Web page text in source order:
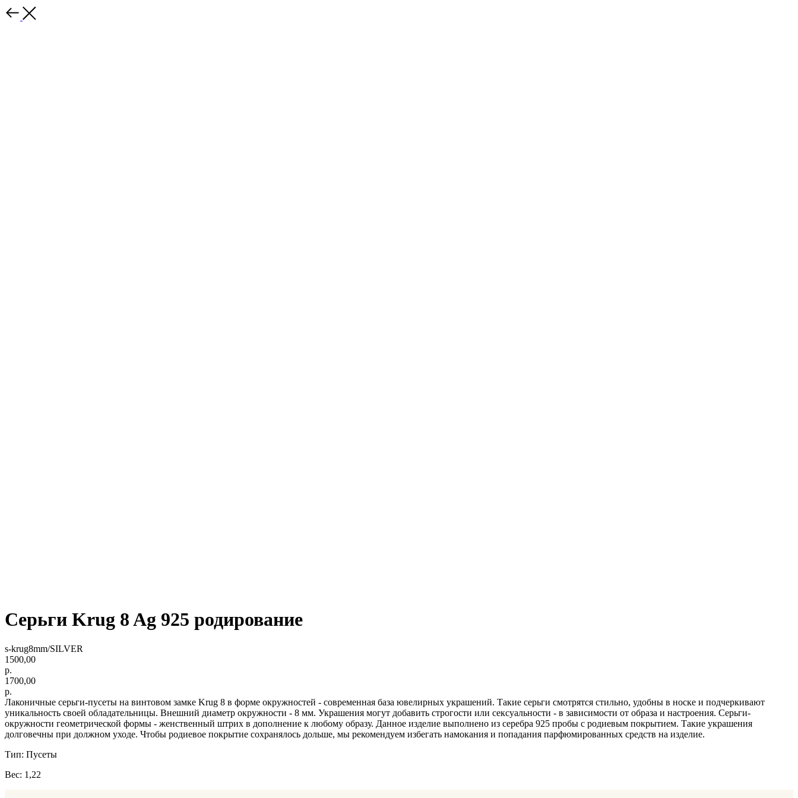
Серьги Krug 8 Ag 925 родирование
s-krug8mm/SILVER
1500,00
р.
1700,00
р.
Лаконичные серьги-пусеты на винтовом замке Krug 8 в форме окружностей - современная база ювелирных украшений. Такие серьги смотрятся стильно, удобны в носке и подчеркивают
уникальность своей обладательницы. Внешний диаметр окружности - 8 мм. Украшения могут добавить строгости или сексуальности - в зависимости от образа и настроения. Серьги-
окружности геометрической формы - женственный штрих в дополнение к любому образу. Данное изделие выполнено из серебра 925 пробы с родиевым покрытием. Такие украшения
долговечны при должном уходе. Чтобы родиевое покрытие сохранялось дольше, мы рекомендуем избегать намокания и попадания парфюмированных средств на изделие.
Тип: Пусеты
Вес: 1,22